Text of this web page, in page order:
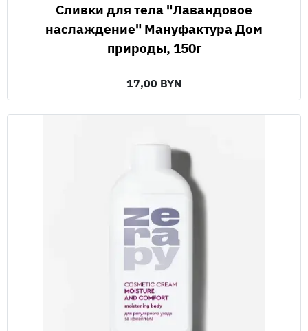
Сливки для тела "Лавандовое
наслаждение" Мануфактура Дом
природы, 150г
17,00 BYN